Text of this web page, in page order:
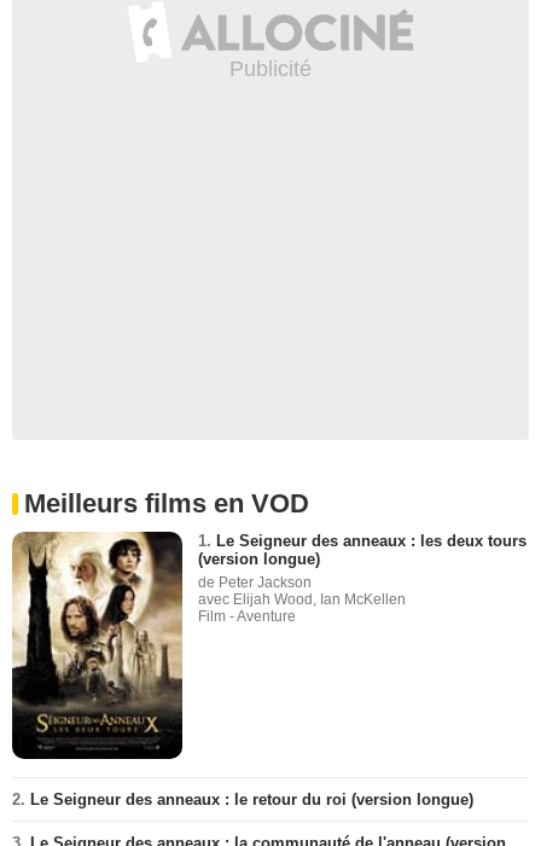
Meilleurs films en VOD
1. Le Seigneur des anneaux : les deux tours
(version longue)
de Peter Jackson
avec Elijah Wood, Ian McKellen
Film - Aventure
2. Le Seigneur des anneaux : le retour du roi (version longue)